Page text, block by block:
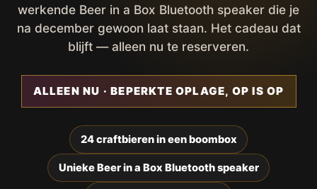
werkende Beer in a Box Bluetooth speaker die je
na december gewoon laat staan. Het cadeau dat
blijft — alleen nu te reserveren.
ALLEEN NU · BEPERKTE OPLAGE, OP IS OP
24 craftbieren in een boombox
Unieke Beer in a Box Bluetooth speaker